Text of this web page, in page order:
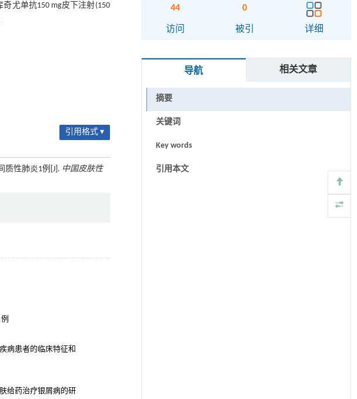
尤单抗150 mg皮下注射(150
引用格式 ▾
质性肺炎1例[J]. 中国皮肤性
44
访问
0
被引 详细
导航 相关文章
摘要
关键词
Key words
引用本文